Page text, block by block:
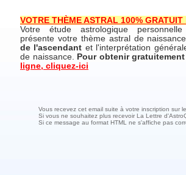
VOTRE THÈME ASTRAL 100% GRATUIT
Votre étude astrologique
présente votre thème astral de
de l'ascendant et l'interprétation
de naissance. Pour obtenir
ligne, cliquez-ici
Vous recevez cet email suite à votre inscription sur
Si vous ne souhaitez plus recevoir La Lettre
Si ce message au format HTML ne s'affiche pas